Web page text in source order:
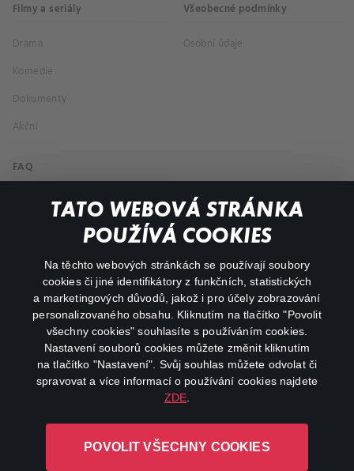
TATO WEBOVÁ STRÁNKA
POUŽÍVÁ COOKIES
Na těchto webových stránkách se používají soubory
cookies či jiné identifikátory z funkčních, statistických
a marketingových důvodů, jakož i pro účely zobrazování
personalizovaného obsahu. Kliknutím na tlačítko "Povolit
všechny cookies" souhlasíte s používáním cookies.
Nastavení souborů cookies můžete změnit kliknutím
na tlačítko "Nastavení". Svůj souhlas můžete odvolat či
spravovat a více informací o používání cookies najdete
ZDE
POVOLIT VŠECHNY COOKIES
Filmy a seriály
Drama
Komedie
Dokumenty
Akční
Všeobecné podmínky
Osobní údaje
FAQ
Můj účet
Důležité odkazy
facebookinstagram
youtube
L-1246 Luxembourg R.C.S.